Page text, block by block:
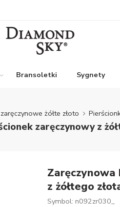
Bransoletki Sygnety
żółte złoto
zaręczynowy z
Zaręczynowa
z żółtego
Symbol: n092zr030_